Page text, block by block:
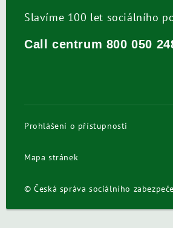
Slavíme 100 let sociálního
Call centrum 800 050
Prohlášení o přístupnosti
Mapa stránek
© Česká správa sociálního